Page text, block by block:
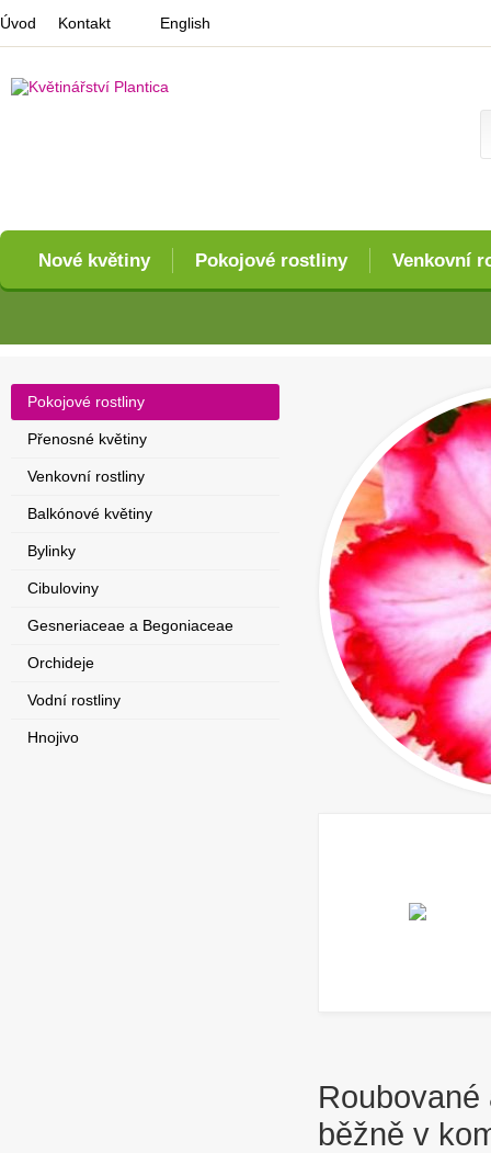
Nové květiny Pokojové rostliny Venkovní
Úvod Kontakt English
běžně v
Pokojové rostliny
Přenosné květiny
Venkovní rostliny
Balkónové květiny
Bylinky
Cibuloviny
Gesneriaceae a Begoniaceae
Orchideje
Vodní rostliny
Hnojivo